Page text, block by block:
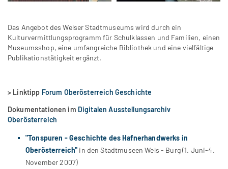
Das Angebot des Welser Stadtmuseums wird durch ein
Kulturvermittlungsprogramm für Schulklassen und Familien, einen
Museumsshop, eine umfangreiche Bibliothek und eine vielfältige
Publikationstätigkeit ergänzt.
> Linktipp Forum Oberösterreich Geschichte
Dokumentationen im Digitalen Ausstellungsarchiv
Oberösterreich
"Tonspuren - Geschichte des Hafnerhandwerks in
Oberösterreich" in den Stadtmuseen Wels - Burg (1. Juni-4.
November 2007)